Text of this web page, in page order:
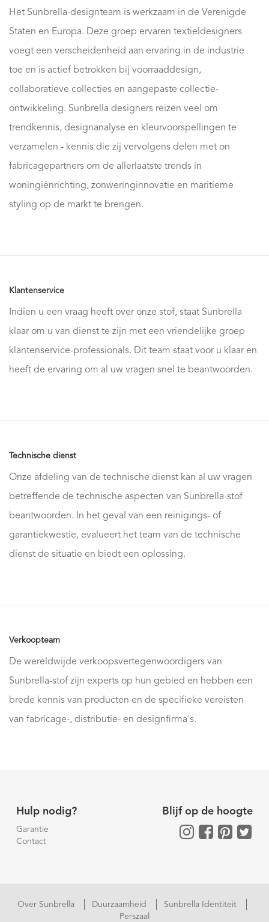
Het Sunbrella-designteam is werkzaam in de Verenigde
Staten en Europa. Deze groep ervaren textieldesigners
voegt een verscheidenheid aan ervaring in de industrie
toe en is actief betrokken bij voorraaddesign,
collaboratieve collecties en aangepaste collectie-
ontwikkeling. Sunbrella designers reizen veel om
trendkennis, designanalyse en kleurvoorspellingen te
verzamelen - kennis die zij vervolgens delen met on
fabricagepartners om de allerlaatste trends in
woningiénrichting, zonweringinnovatie en maritieme
styling op de markt te brengen.
Klantenservice
Indien u een vraag heeft over onze stof, staat Sunbrella
klaar om u van dienst te zijn met een vriendelijke groep
klantenservice-professionals. Dit team staat voor u klaar en
heeft de ervaring om al uw vragen snel te beantwoorden.
Technische dienst
Onze afdeling van de technische dienst kan al uw vragen
betreffende de technische aspecten van Sunbrella-stof
beantwoorden. In het geval van een reinigings- of
garantiekwestie, evalueert het team van de technische
dienst de situatie en biedt een oplossing.
Verkoopteam
De wereldwijde verkoopsvertegenwoordigers van
Sunbrella-stof zijn experts op hun gebied en hebben een
brede kennis van producten en de specifieke vereisten
van fabricage-, distributie- en designfirma's.
Hulp nodig?
Garantie
Contact
Blijf op de hoogte
Over Sunbrella Duurzaamheid
Sunbrella Identiteit
Perszaal